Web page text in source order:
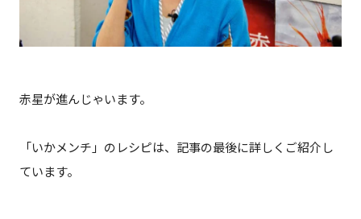
赤星が進んじゃいます。
「いかメンチ」のレシピは、記事の最後に詳しくご紹介し
ています。